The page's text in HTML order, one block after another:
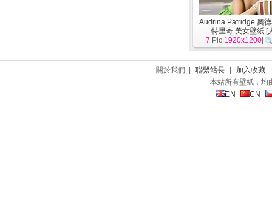
Audrina Patridge 奧德
特里奇 美女壁紙 [
7 Pic| 1920x1200
關於我們 | 聯繫站長 加入收藏
本站所有壁紙，均
EN
CN